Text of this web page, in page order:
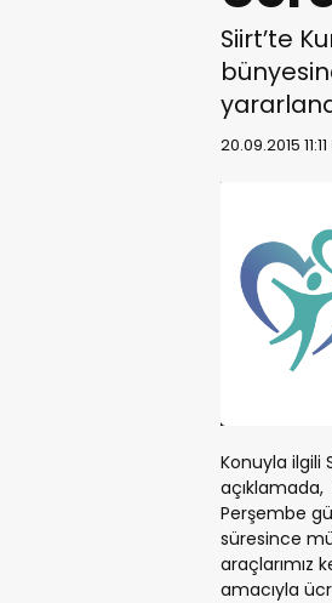
Siirt’te
20.09.2015 11:11
Konuyla ilgili
açıklamada,
Perşembe
süresince
araçlarımız
amacıyla